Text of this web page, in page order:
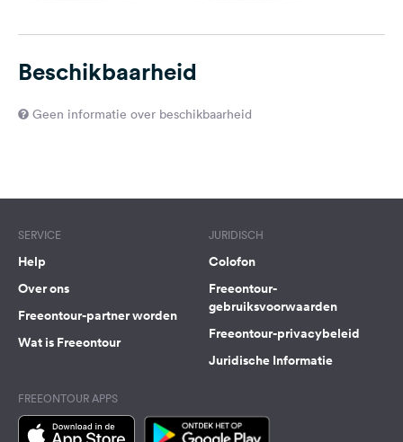
Beschikbaarheid
Geen informatie over beschikbaarheid
SERVICE
Help
Over ons
Freeontour-partner worden
Wat is Freeontour
JURIDISCH
Colofon
Freeontour-
gebruiksvoorwaarden
Freeontour-privacybeleid
Juridische Informatie
FREEONTOUR APPS